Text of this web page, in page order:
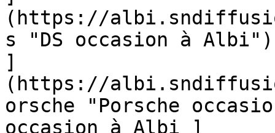
(https://
s "DS occasion à
]
(https://
orsche "Porsche
occasion à Albi ]